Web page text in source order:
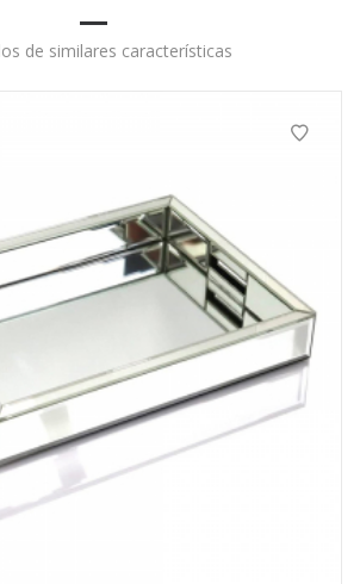
de similares características